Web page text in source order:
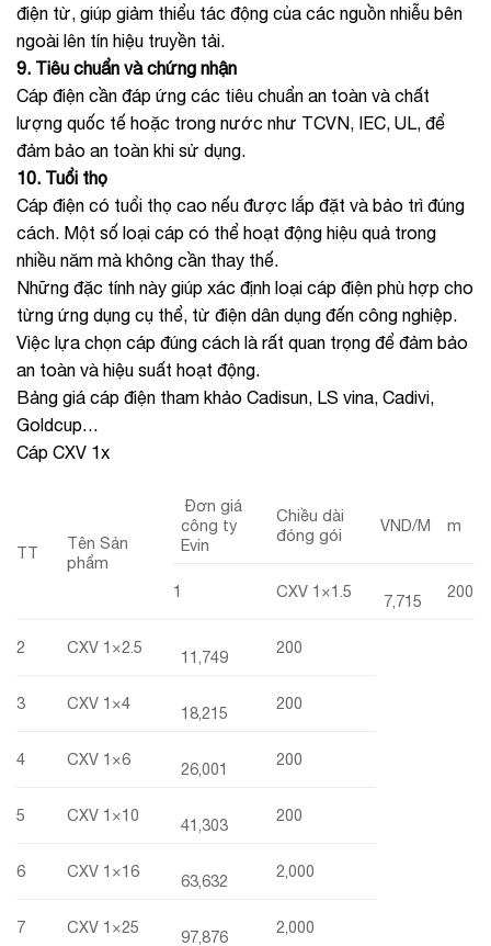
điện từ, giúp giảm thiểu tác động của các nguồn nhiễu bên
ngoài lên tín hiệu truyền tải.
9. Tiêu chuẩn và chứng nhận
Cáp điện cần đáp ứng các tiêu chuẩn an toàn và chất
lượng quốc tế hoặc trong nước như TCVN, IEC, UL, để
đảm bảo an toàn khi sử dụng.
10. Tuổi thọ
Cáp điện có tuổi thọ cao nếu được lắp đặt và bảo trì đúng
cách. Một số loại cáp có thể hoạt động hiệu quả trong
nhiều năm mà không cần thay thế.
Những đặc tính này giúp xác định loại cáp điện phù hợp cho
từng ứng dụng cụ thể, từ điện dân dụng đến công nghiệp.
Việc lựa chọn cáp đúng cách là rất quan trọng để đảm bảo
an toàn và hiệu suất hoạt động.
Bảng giá cáp điện tham khảo Cadisun, LS vina, Cadivi,
Goldcup…
Cáp CXV 1x
TT
Tên Sản
phẩm
Đơn giá
công ty
Evin
Chiều dài
đóng gói
VND/M m
1 CXV 1×1.5
7,715
200
2 CXV 1×2.5
11,749
200
3 CXV 1×4
18,215
200
4 CXV 1×6
26,001
200
5 CXV 1×10
41,303
200
6 CXV 1×16
63,632
2,000
7 CXV 1×25
97,876
2,000